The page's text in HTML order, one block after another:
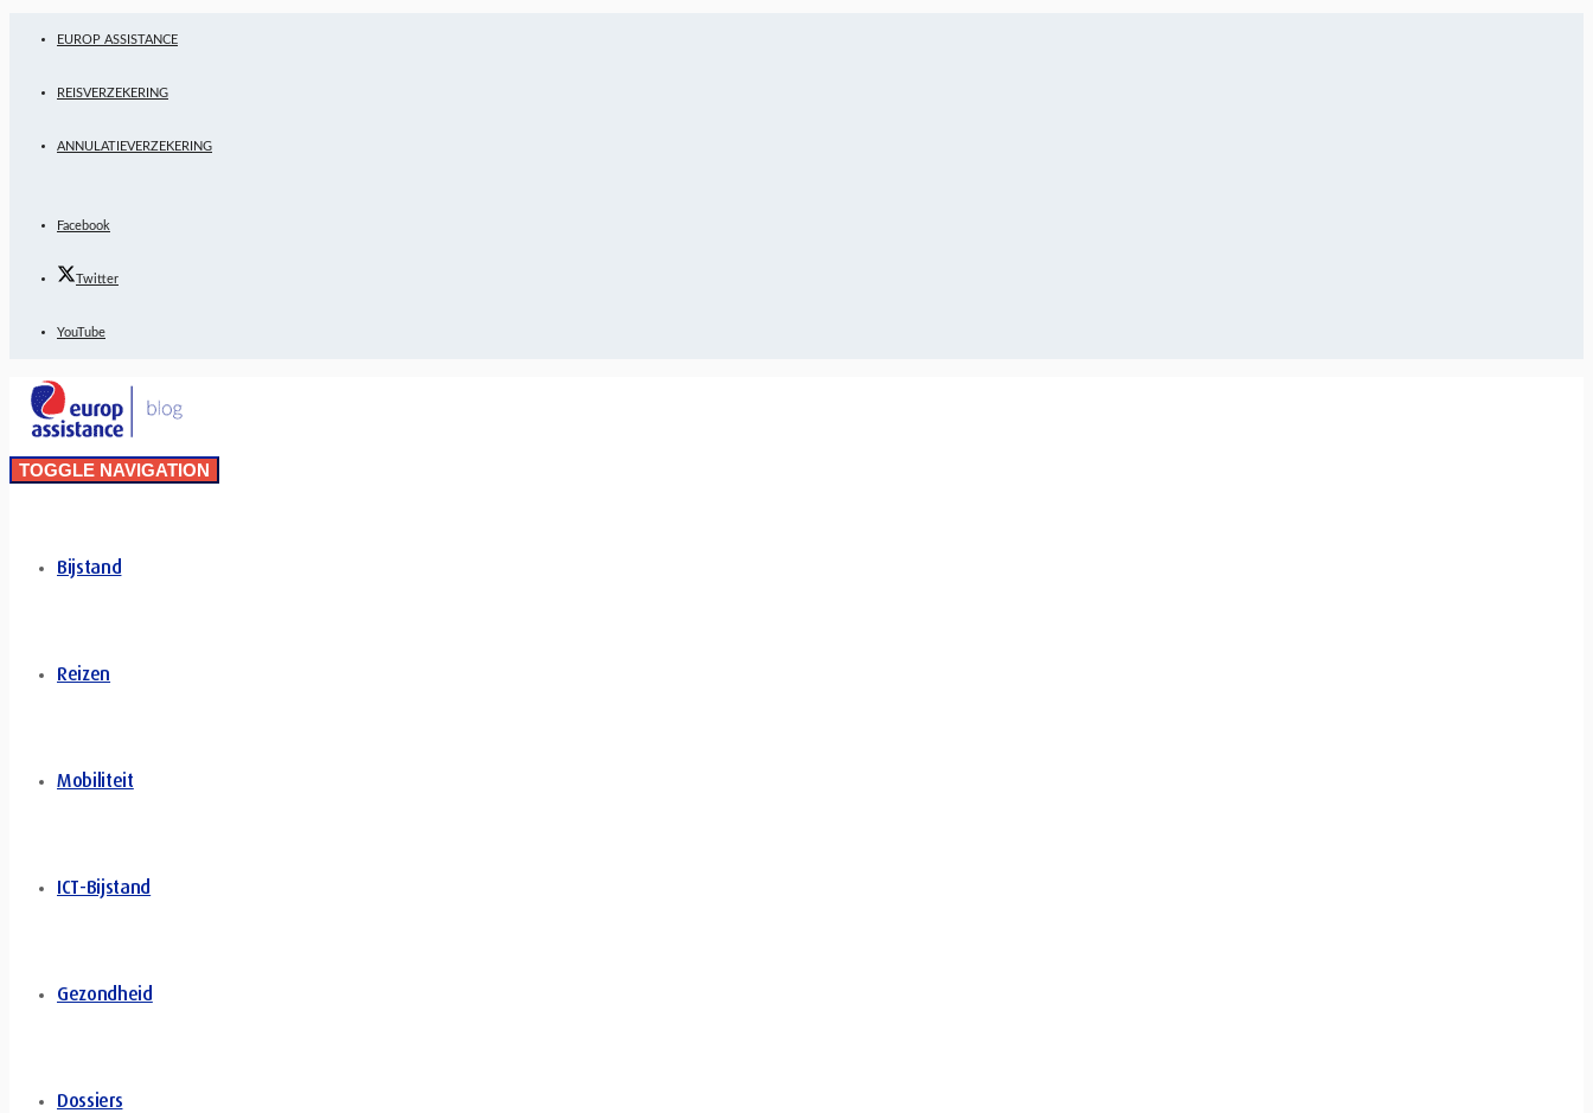
EUROP ASSISTANCE
REISVERZEKERING
ANNULATIEVERZEKERING
Facebook
Twitter
YouTube
TOGGLE NAVIGATION
Bijstand
Reizen
Mobiliteit
ICT-Bijstand
Gezondheid
Dossiers